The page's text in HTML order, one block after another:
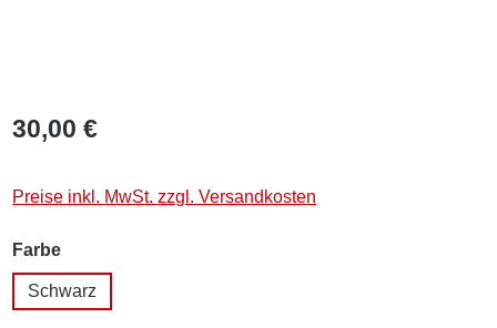
30,00 €
Preise inkl. MwSt. zzgl. Versandkosten
Farbeauswählen
Schwarz